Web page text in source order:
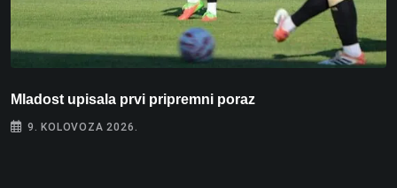
Mladost upisala prvi pripremni poraz
9. KOLOVOZA 2026.